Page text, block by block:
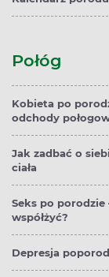
Połóg
Kobieta po
odchody
Jak zadbać o
ciała
Seks po
współżyć?
Depresja